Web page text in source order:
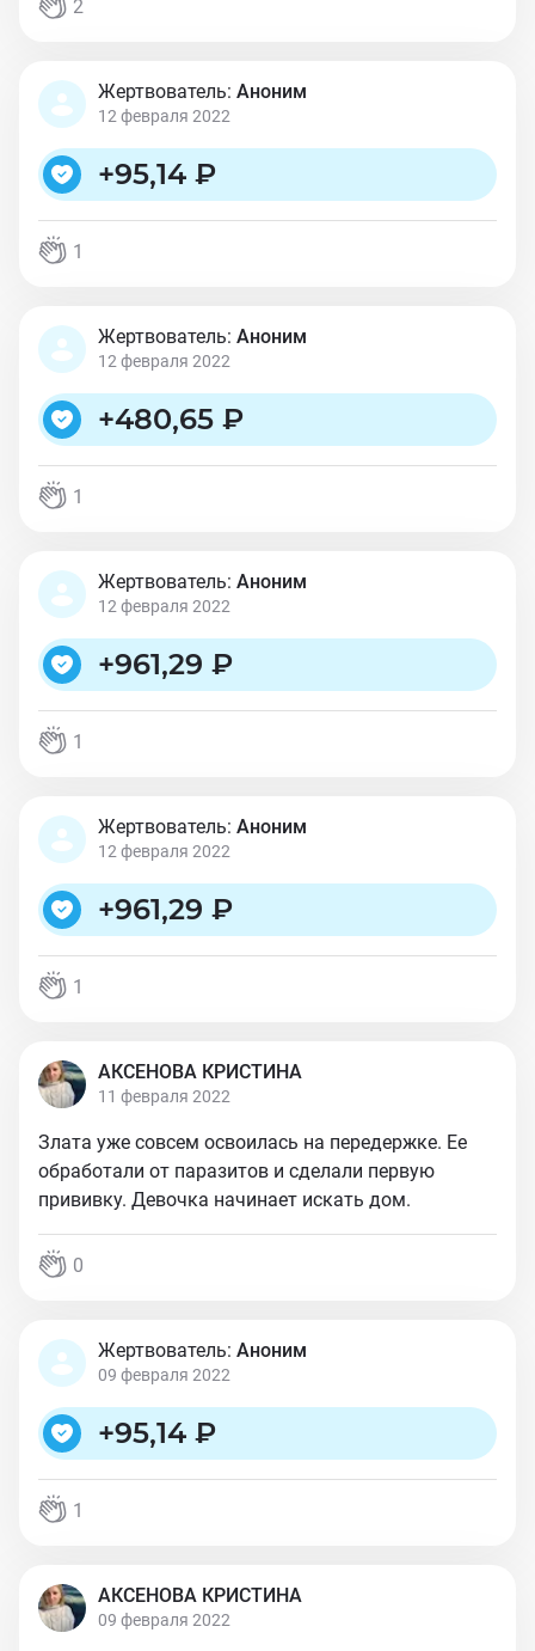
2
Жертвователь: Аноним
12 февраля 2022
+95,14 ₽
1
Жертвователь: Аноним
12 февраля 2022
+480,65 ₽
1
Жертвователь: Аноним
12 февраля 2022
+961,29 ₽
1
Жертвователь: Аноним
12 февраля 2022
+961,29 ₽
1
АКСЕНОВА КРИСТИНА
11 февраля 2022
Злата уже совсем освоилась на передержке. Ее
обработали от паразитов и сделали первую
прививку. Девочка начинает искать дом.
0
Жертвователь: Аноним
09 февраля 2022
+95,14 ₽
1
АКСЕНОВА КРИСТИНА
09 февраля 2022